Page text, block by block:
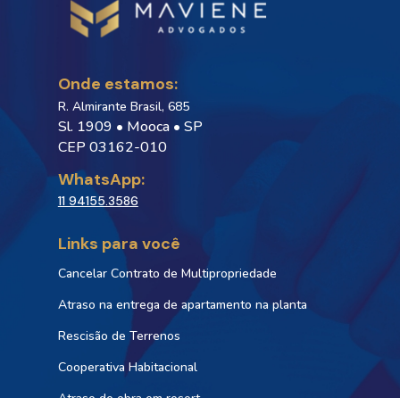
Onde estamos:
R. Almirante Brasil, 685
Sl. 1909 • Mooca • SP
CEP 03162-010
WhatsApp:
11 94155.3586
Links para você
Cancelar Contrato de Multipropriedade
Atraso na entrega de apartamento na planta
Rescisão de Terrenos
Cooperativa Habitacional